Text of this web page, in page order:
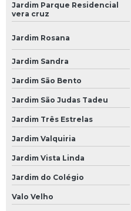
Mecânico 24 Horas na Zona Oeste
Mecânico 24 Horas na Zona Sul
Mecânico 24 Horas no Morumbi
Oficina Mecânica 24 Horas em SP
Oficinas de Mecânica 24 Horas
Serviço de Mecânica 24 Horas
Serviços de Mecânica 24 Horas
Socorro Mecânico 24 Horas
Jardim Parque Residencial
vera cruz
Jardim Rosana
Jardim Sandra
Jardim São Bento
Jardim São Judas Tadeu
Jardim Três Estrelas
Jardim Valquiria
Jardim Vista Linda
Jardim do Colégio
Valo Velho